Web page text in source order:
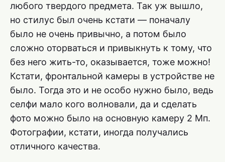
любого твердого предмета. Так уж вышло,
но стилус был очень кстати — поначалу
было не очень привычно, а потом было
сложно оторваться и привыкнуть к тому, что
без него жить-то, оказывается, тоже можно!
Кстати, фронтальной камеры в устройстве не
было. Тогда это и не особо нужно было, ведь
селфи мало кого волновали, да и сделать
фото можно было на основную камеру 2 Мп.
Фотографии, кстати, иногда получались
отличного качества.